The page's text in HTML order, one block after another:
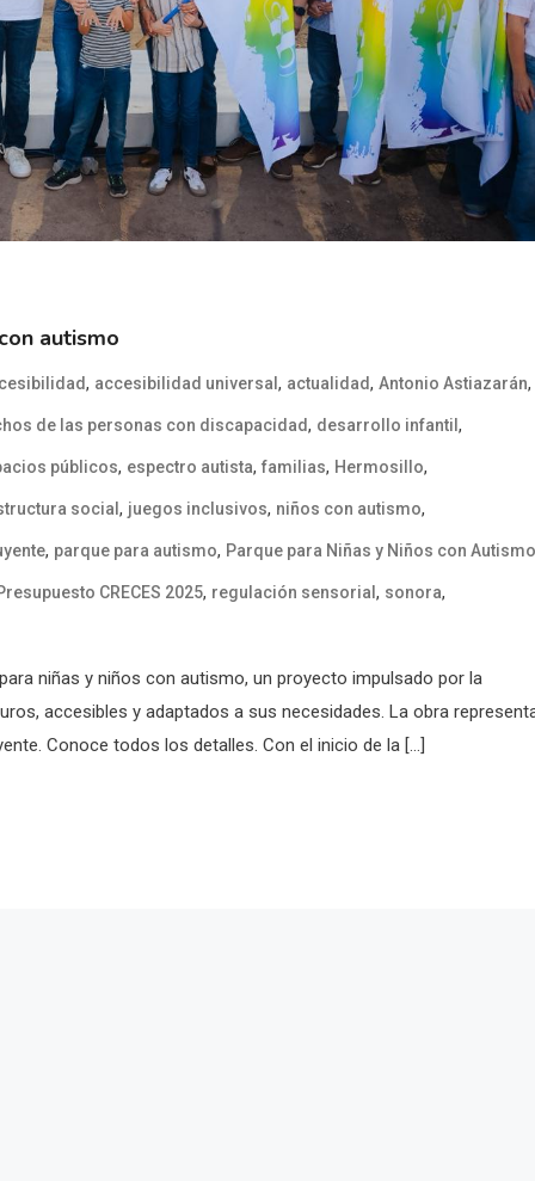
autismo
, accesibilidad universal , actualidad, Antonio Astiazarán,
de las personas con discapacidad, desarrollo infantil ,
públicos, espectro autista, familias, Hermosillo,
social , juegos inclusivos, niños con autismo,
, parque para autismo, Parque para Niñas y Niños con Autismo
CRECES 2025, regulación sensorial , sonora,
niñas y niños con autismo, un proyecto impulsado por la
accesibles y adaptados a sus necesidades. La obra
Conoce todos los detalles. Con el inicio de la […]